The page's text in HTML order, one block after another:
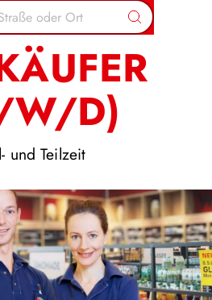
Suchen
D)
und Teilzeit